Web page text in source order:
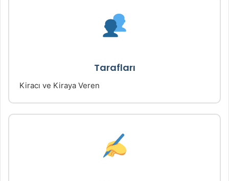
Tarafları
Kiracı ve Kiraya Veren